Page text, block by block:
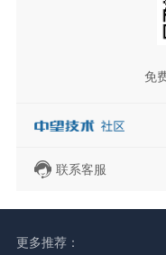
免
联系客服
更多推荐：